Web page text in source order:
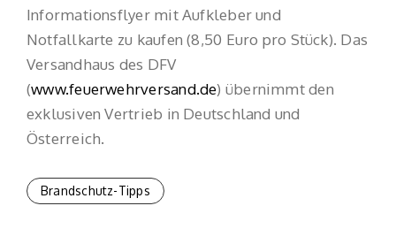
Informationsflyer mit Aufkleber und
Notfallkarte zu kaufen (8,50 Euro pro Stück). Das
Versandhaus des DFV
(www.feuerwehrversand.de) übernimmt den
exklusiven Vertrieb in Deutschland und
Österreich.
Brandschutz-Tipps